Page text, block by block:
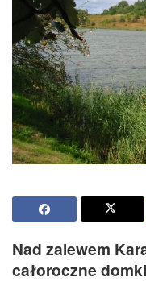
Nad zalewem
całoroczne